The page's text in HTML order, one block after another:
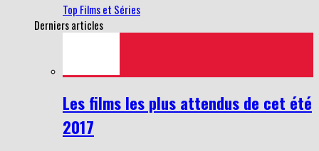
Top Films et Séries
Derniers articles
Les films les plus attendus de cet été
2017